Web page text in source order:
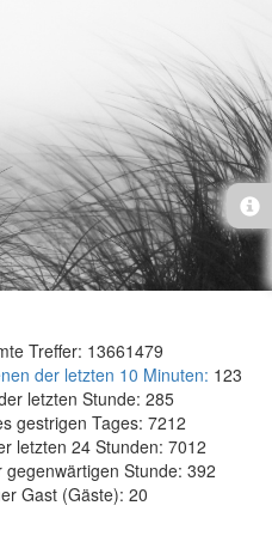
Treffer: 13661479
der letzten 10 Minuten: 123
letzten Stunde: 285
gestrigen Tages: 7212
letzten 24 Stunden: 7012
gegenwärtigen Stunde: 392
Gast (Gäste): 20